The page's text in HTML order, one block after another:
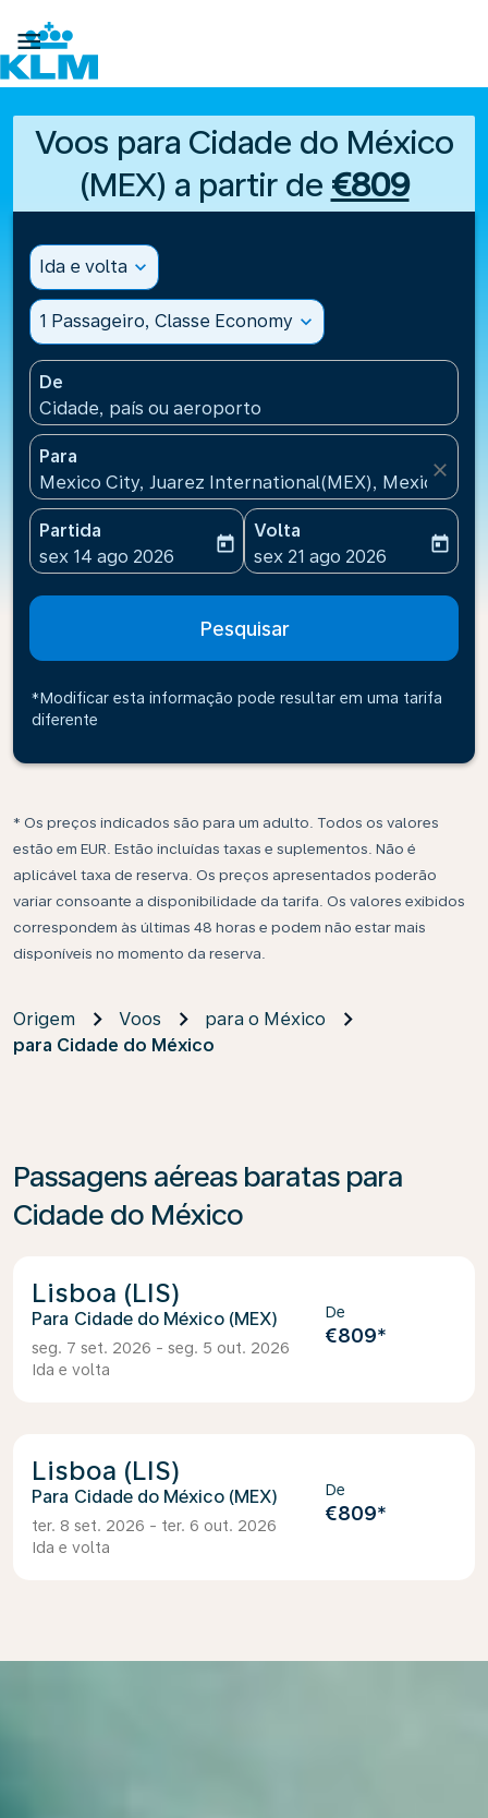

Voos para Cidade do México
(MEX) a partir de €809
Ida e volta expand_more
1 Passageiro, Classe Economy expand_more
De
Cidade, país ou aeroporto
Para
Mexico City, Juarez International(MEX), Mexico
close
Partida
fc-booking-departure-date-aria-label
sex 14 ago 2026
today
Volta
fc-booking-return-date-
sex 21 ago 2026
today
Pesquisar
*Modificar esta informação pode resultar em uma tarifa
diferente
* Os preços indicados são para um adulto. Todos os valores
estão em EUR. Estão incluídas taxas e suplementos. Não é
aplicável taxa de reserva. Os preços apresentados poderão
variar consoante a disponibilidade da tarifa. Os valores exibidos
correspondem às últimas 48 horas e podem não estar mais
disponíveis no momento da reserva.
Origem Voos
para o México
para Cidade do México
Passagens aéreas baratas para
Cidade do México
Lisboa (LIS)
Cidade do México (MEX)
seg. 7 set. 2026 - seg. 5 out. 2026
Ida e volta
De
€809*
Lisboa (LIS)
Cidade do México (MEX)
ter. 8 set. 2026 - ter. 6 out. 2026
Ida e volta
De
€809*